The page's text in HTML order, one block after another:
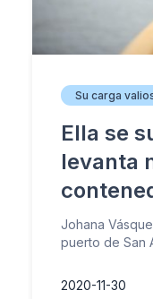
Su carga
Ella se
levanta
Johana
puerto de San
2020-11-30